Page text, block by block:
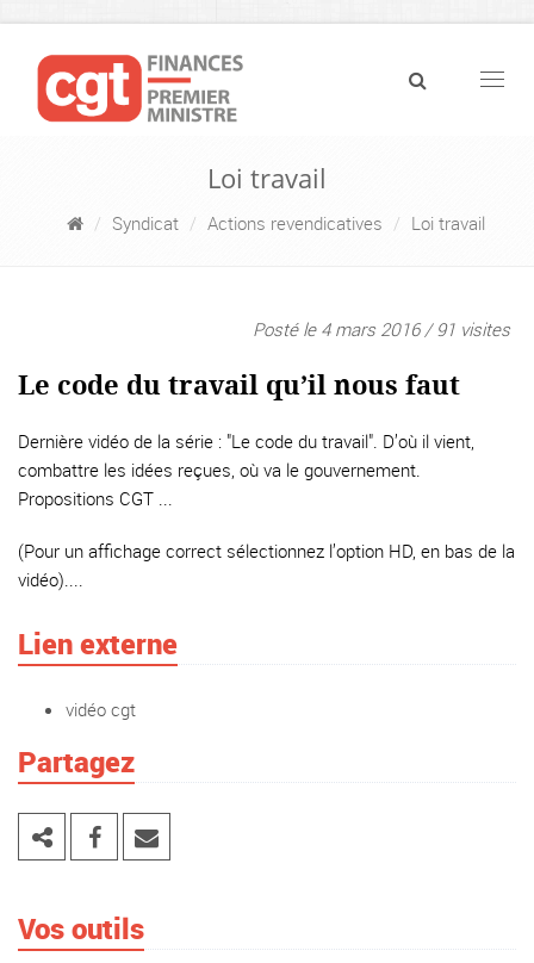
Loi travail
Syndicat Actions revendicatives Loi travail
Posté le 4 mars 2016 / 91 visites
Le code du travail qu’il nous faut
Dernière vidéo de la série : "Le code du travail". D’où il vient,
combattre les idées reçues, où va le gouvernement.
Propositions CGT ...
(Pour un affichage correct sélectionnez l’option HD, en bas de la
vidéo)....
Lien externe
vidéo cgt
Partagez
Vos outils